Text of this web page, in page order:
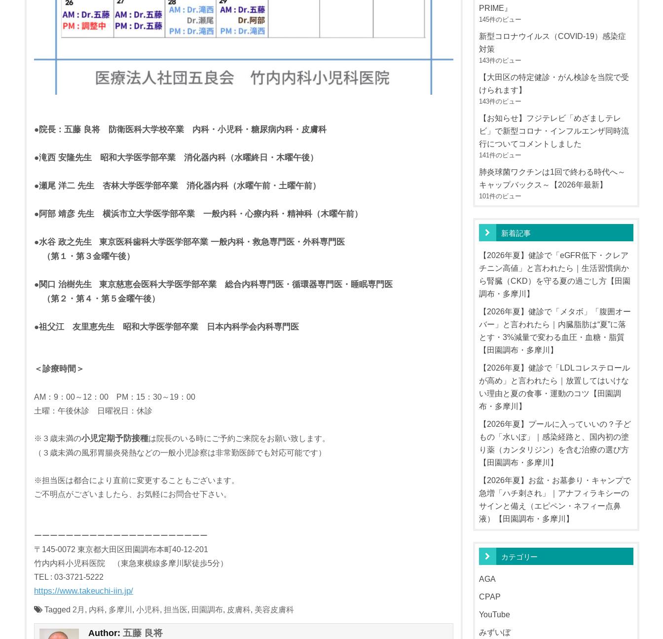
●院長：五藤 良将 防衛医科大学校卒業 内科・小児科・糖尿病内科・皮膚科
●滝西 安隆先生 昭和大学医学部卒業 消化器内科（水曜終日・木曜午後）
●瀬尾 洋二 先生 杏林大学医学部卒業 消化器内科（水曜午前・土曜午前）
●阿部 靖彦 先生 横浜市立大学医学部卒業 一般内科・心療内科・精神科（木曜午前）
●水谷 政之先生 東京医科歯科大学医学部卒業 一般内科・救急専門医・外科専門医
（第１・第３金曜午後）
●関口 治樹先生 東京慈恵会医科大学医学部卒業 総合内科専門医・循環器専門医・睡眠専門医
（第２・第４・第５金曜午後）
●祖父江 友里恵先生 昭和大学医学部卒業 日本内科学会内科専門医
＜診療時間＞
AM：9：00～12：00 PM：15：30～19：00
土曜：午後休診 日曜祝日：休診
※３歳未満の小児定期予防接種は院長のいる時にご予約ご来院をお願い致します。
（３歳未満の風邪胃腸炎発熱などの一般小児診察は非常勤医師でも対応可能です）
※担当医は都合により直前に変更することもございます。
ご不明点がございましたら、お気軽にお問合せ下さい。
ーーーーーーーーーーーーーーーーーーーーーー
〒145-0072 東京都大田区田園調布本町40-12-201
竹内内科小児科医院 （東急東横線多摩川駅徒歩5分）
TEL : 03-3721-5222
https://www.takeuchi-iin.jp/
Tagged 2月 , 内科, 多摩川 ,小児科,担当医, 田園調布, 皮膚科, 美容皮膚科
Author:五藤 良将
PRIME』
145件のビュー
新型コロナウイルス（COVID-19）感染症
対策
143件のビュー
【大田区の特定健診・がん検診を当院で受
けられます】
143件のビュー
【お知らせ】フジテレビ「めざましテレ
ビ」で新型コロナ・インフルエンザ同時流
行についてコメントしました
141件のビュー
肺炎球菌ワクチンは1回で終わる時代へ～
キャップバックス～【2026年最新】
101件のビュー
新着記事
【2026年夏】健診で「eGFR低下・クレア
チニン高値」と言われたら｜生活習慣病か
ら腎臓（CKD）を守る夏の過ごし方【田園
調布・多摩川】
【2026年夏】健診で「メタボ」「腹囲オー
バー」と言われたら｜内臓脂肪は“夏”に落
とす・3%減量で変わる血圧・血糖・脂質
【田園調布・多摩川】
【2026年夏】健診で「LDLコレステロール
が高め」と言われたら｜放置してはいけな
い理由と夏の食事・運動のコツ【田園調
布・多摩川】
【2026年夏】プールに入っていいの？子ど
もの「水いぼ」｜感染経路と、国内初の塗
り薬（カンタリジン）を含む治療の選び方
【田園調布・多摩川】
【2026年夏】お盆・お墓参り・キャンプで
急増「ハチ刺され」｜アナフィラキシーの
サインと備え（エピペン・ネフィー点鼻
液）【田園調布・多摩川】
カテゴリー
AGA
CPAP
YouTube
みずいぼ